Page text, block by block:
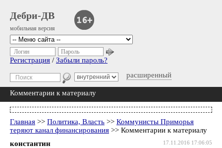
Дебри-ДВ
мобильная версия
расширенный
Логин Пароль
Регистрация / Забыли пароль?
Комментарии к материалу
Главная >> Политика, Власть >> Коммунисты Приморья
теряют канал финансирования >> Комментарии к материалу
17.11.2016 17:06:05
константин